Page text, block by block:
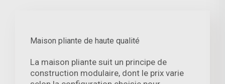
Maison pliante de haute qualité
La maison pliante suit un principe de
construction modulaire, dont le prix varie